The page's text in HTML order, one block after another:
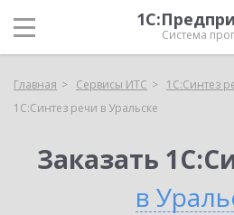
Система
Главная Сервисы ИТС
1С:Синтез
1С:Синтез речи в Уральске
Заказать
в